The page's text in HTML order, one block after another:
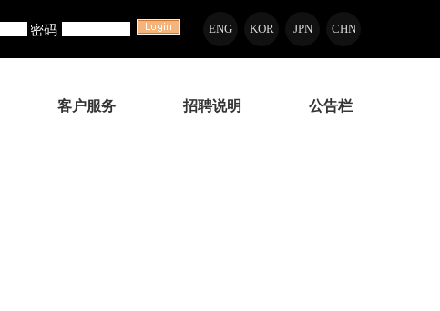
密码 ENG KOR JPN CHN
客户服务 招聘说明 公告栏